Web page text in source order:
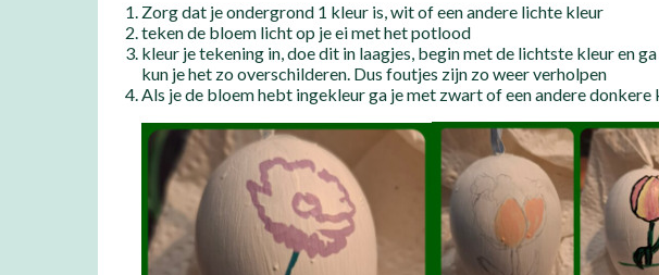
Zorg dat je ondergrond 1 kleur is, wit of een andere lichte kleur
teken de bloem licht op je ei met het potlood
kleur je tekening in, doe dit in laagjes, begin met de lichtste kleur en
kun je het zo overschilderen. Dus foutjes zijn zo weer verholpen
Als je de bloem hebt ingekleur ga je met zwart of een andere donkere